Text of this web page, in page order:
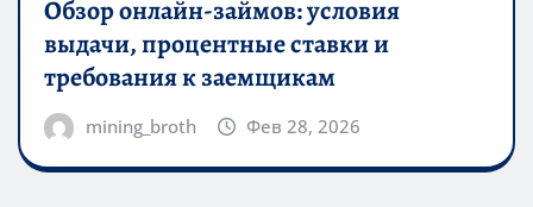
Обзор онлайн-займов: условия
выдачи, процентные ставки и
требования к заемщикам
mining_broth Фев 28, 2026